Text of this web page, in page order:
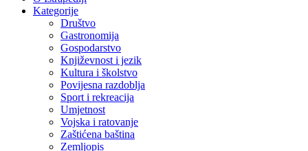
Kategorije
Društvo
Gastronomija
Gospodarstvo
Književnost i jezik
Kultura i školstvo
Povijesna razdoblja
Sport i rekreacija
Umjetnost
Vojska i ratovanje
Zaštićena baština
Zemljopis